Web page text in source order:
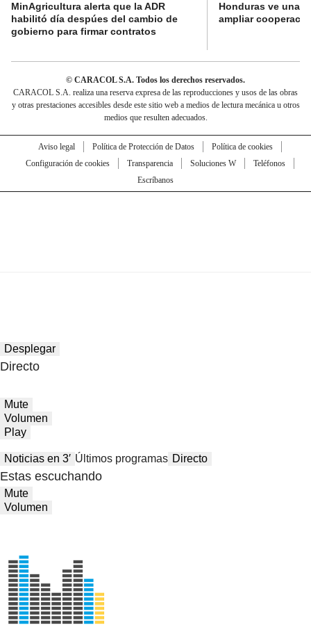
MinAgricultura alerta que la ADR
habilitó día despúes del cambio de
gobierno para firmar contratos
Honduras ve una
ampliar
© CARACOL S.A. Todos los derechos reservados.
CARACOL S.A. realiza una reserva expresa de las reproducciones y usos de las obras
y otras prestaciones accesibles desde este sitio web a medios de lectura mecánica u otros
medios que resulten adecuados.
Aviso legal Política de Protección de Datos
Política de cookies
Configuración de cookies
Transparencia Soluciones W
Teléfonos
Escríbanos
Desplegar
Directo
Mute
Volumen
Play
Noticias en 3′ Últimos programas Directo
Estas escuchando
Mute
Volumen